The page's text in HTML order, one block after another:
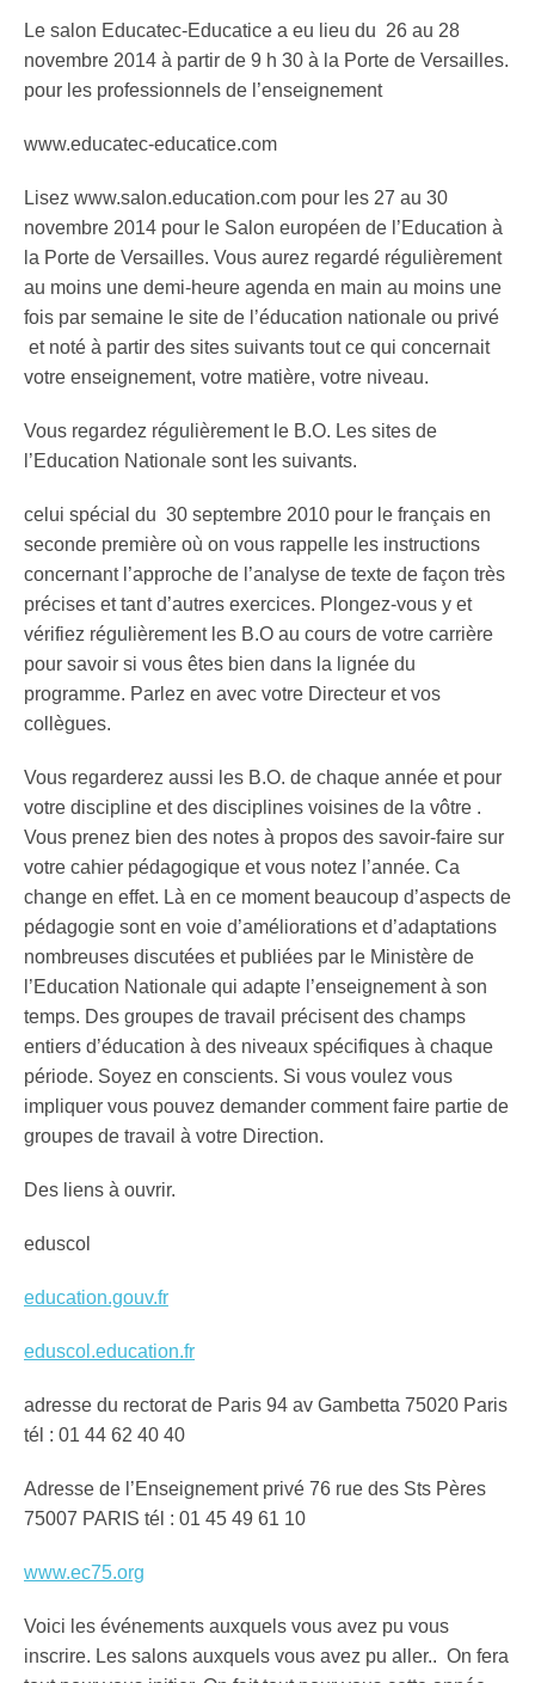
Le salon Educatec-Educatice a eu lieu du 26 au 28
novembre 2014 à partir de 9 h 30 à la Porte de Versailles.
pour les professionnels de l’enseignement
www.educatec-educatice.com
Lisez www.salon.education.com pour les 27 au 30
novembre 2014 pour le Salon européen de l’Education à
la Porte de Versailles. Vous aurez regardé régulièrement
au moins une demi-heure agenda en main au moins une
fois par semaine le site de l’éducation nationale ou privé
et noté à partir des sites suivants tout ce qui concernait
votre enseignement, votre matière, votre niveau.
Vous regardez régulièrement le B.O. Les sites de
l’Education Nationale sont les suivants.
celui spécial du 30 septembre 2010 pour le français en
seconde première où on vous rappelle les instructions
concernant l’approche de l’analyse de texte de façon très
précises et tant d’autres exercices. Plongez-vous y et
vérifiez régulièrement les B.O au cours de votre carrière
pour savoir si vous êtes bien dans la lignée du
programme. Parlez en avec votre Directeur et vos
collègues.
Vous regarderez aussi les B.O. de chaque année et pour
votre discipline et des disciplines voisines de la vôtre .
Vous prenez bien des notes à propos des savoir-faire sur
votre cahier pédagogique et vous notez l’année. Ca
change en effet. Là en ce moment beaucoup d’aspects de
pédagogie sont en voie d’améliorations et d’adaptations
nombreuses discutées et publiées par le Ministère de
l’Education Nationale qui adapte l’enseignement à son
temps. Des groupes de travail précisent des champs
entiers d’éducation à des niveaux spécifiques à chaque
période. Soyez en conscients. Si vous voulez vous
impliquer vous pouvez demander comment faire partie de
groupes de travail à votre Direction.
Des liens à ouvrir.
eduscol
education.gouv.fr
eduscol.education.fr
adresse du rectorat de Paris 94 av Gambetta 75020 Paris
tél : 01 44 62 40 40
Adresse de l’Enseignement privé 76 rue des Sts Pères
75007 PARIS tél : 01 45 49 61 10
www.ec75.org
Voici les événements auxquels vous avez pu vous
inscrire. Les salons auxquels vous avez pu aller.. On fera